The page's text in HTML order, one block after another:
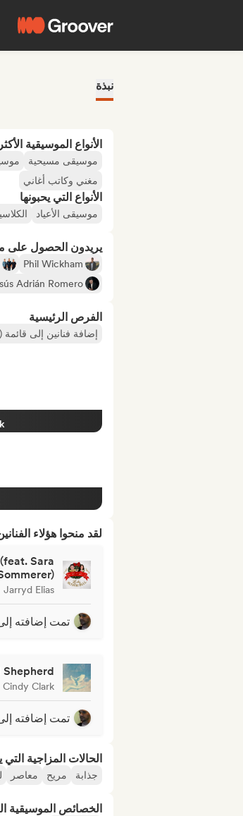
نبذة
الأنواع الموسيقية
موسيقى مسيحية
مغني وكاتب أغاني
الأنواع التي يحبونها
موسيقى الأعياد
يريدون الحصول على
Phil Wickham
Adrián Romero
الفرص الرئيسية
إضافة فنانين إلى
لقد منحوا هؤلاء
Sara
Jarryd Elias
تمت إضافته
Shepherd
Cindy Clark
تمت إضافته
الحالات المزاجية التي
جذابة مريح معاصر
الخصائص الموسيقية